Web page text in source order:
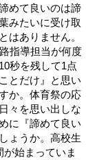
諦めて良いのは諦
みたいに受け取
はありません。
指導担当が何度
秒を残して1点
とだけ』と思い
か。体育祭の応
々を思い出しな
に
『諦めて良い
ょうか。高校生
始まっていま